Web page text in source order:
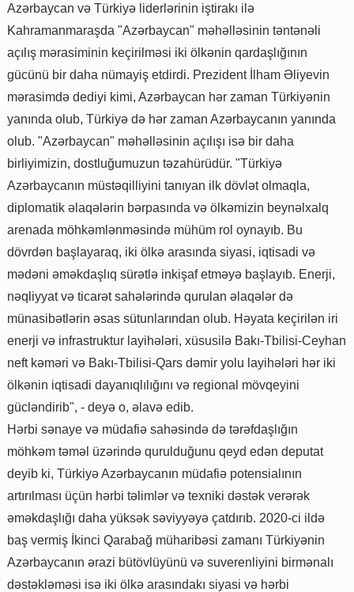
Azərbaycan və Türkiyə liderlərinin iştirakı ilə
Kahramanmaraşda "Azərbaycan" məhəlləsinin təntənəli
açılış mərasiminin keçirilməsi iki ölkənin qardaşlığının
gücünü bir daha nümayiş etdirdi. Prezident İlham Əliyevin
mərasimdə dediyi kimi, Azərbaycan hər zaman Türkiyənin
yanında olub, Türkiyə də hər zaman Azərbaycanın yanında
olub. "Azərbaycan" məhəlləsinin açılışı isə bir daha
birliyimizin, dostluğumuzun təzahürüdür. "Türkiyə
Azərbaycanın müstəqilliyini tanıyan ilk dövlət olmaqla,
diplomatik əlaqələrin bərpasında və ölkəmizin beynəlxalq
arenada möhkəmlənməsində mühüm rol oynayıb. Bu
dövrdən başlayaraq, iki ölkə arasında siyasi, iqtisadi və
mədəni əməkdaşlıq sürətlə inkişaf etməyə başlayıb. Enerji,
nəqliyyat və ticarət sahələrində qurulan əlaqələr də
münasibətlərin əsas sütunlarından olub. Həyata keçirilən iri
enerji və infrastruktur layihələri, xüsusilə Bakı-Tbilisi-Ceyhan
neft kəməri və Bakı-Tbilisi-Qars dəmir yolu layihələri hər iki
ölkənin iqtisadi dayanıqlılığını və regional mövqeyini
gücləndirib", - deyə o, əlavə edib.
Hərbi sənaye və müdafiə sahəsində də tərəfdaşlığın
möhkəm təməl üzərində qurulduğunu qeyd edən deputat
deyib ki, Türkiyə Azərbaycanın müdafiə potensialının
artırılması üçün hərbi təlimlər və texniki dəstək verərək
əməkdaşlığı daha yüksək səviyyəyə çatdırıb. 2020-ci ildə
baş vermiş İkinci Qarabağ müharibəsi zamanı Türkiyənin
Azərbaycanın ərazi bütövlüyünü və suverenliyini birmənalı
dəstəkləməsi isə iki ölkə arasındakı siyasi və hərbi